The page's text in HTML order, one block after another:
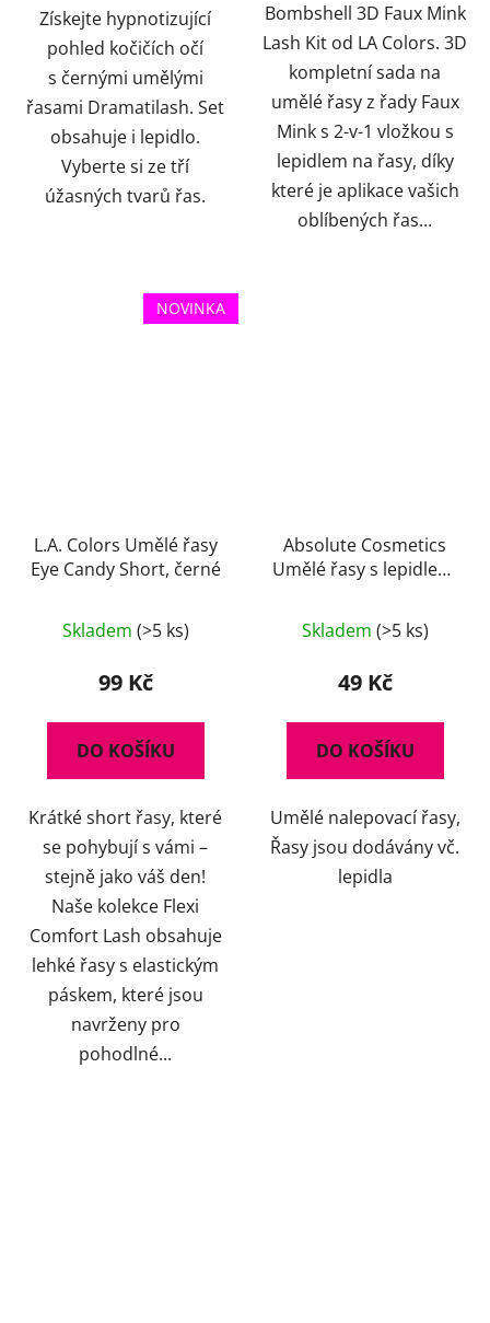
Získejte hypnotizující
pohled kočičích očí
s černými umělými
řasami Dramatilash. Set
obsahuje i lepidlo.
Vyberte si ze tří
úžasných tvarů řas.
hvězdiček.
Bombshell 3D Faux Mink
Lash Kit od LA Colors. 3D
kompletní sada na
umělé řasy z řady Faux
Mink s 2-v-1 vložkou s
lepidlem na řasy, díky
které je aplikace vašich
oblíbených řas...
NOVINKA
L.A. Colors Umělé řasy
Eye Candy Short, černé
Skladem (>5 ks)
99 Kč
DO KOŠÍKU
Krátké short řasy, které
se pohybují s vámi –
stejně jako váš den!
Naše kolekce Flexi
Comfort Lash obsahuje
lehké řasy s elastickým
páskem, které jsou
navrženy pro
pohodlné...
Absolute Cosmetics
Umělé řasy s lepidlem,
Skladem (>5 ks)
49 Kč
DO KOŠÍKU
Umělé nalepovací řasy,
Řasy jsou dodávány vč.
lepidla